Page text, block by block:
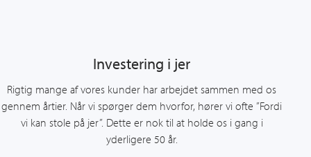
Investering i jer
Rigtig mange af vores kunder har arbejdet sammen med os
gennem årtier. Når vi spørger dem hvorfor, hører vi ofte ”Fordi
vi kan stole på jer”. Dette er nok til at holde os i gang i
yderligere 50 år.